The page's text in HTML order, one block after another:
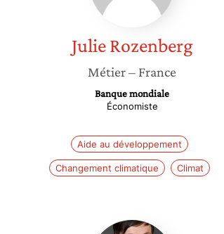
Julie Rozenberg
Métier– France
Banque mondiale
Économiste
Aide au développement
Changement climatique Climat
Mélinda